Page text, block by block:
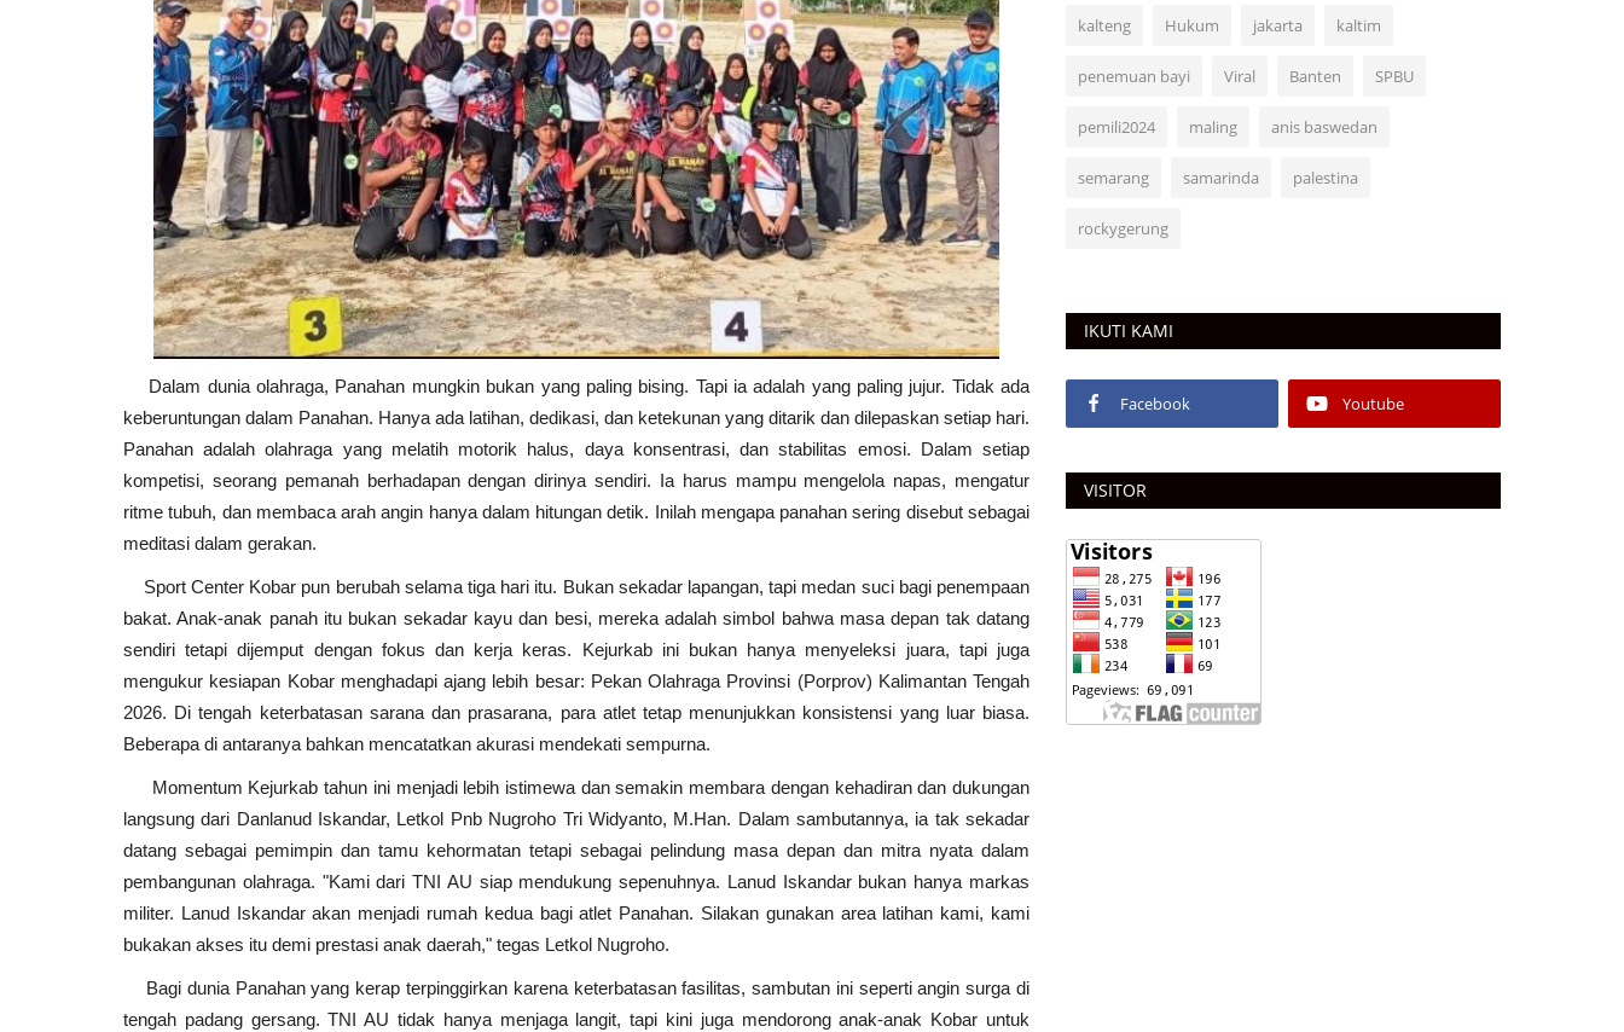
Dalam dunia olahraga, Panahan mungkin bukan yang paling bising. Tapi ia adalah yang paling jujur. Tidak ada
keberuntungan dalam Panahan. Hanya ada latihan, dedikasi, dan ketekunan yang ditarik dan dilepaskan setiap hari.
Panahan adalah olahraga yang melatih motorik halus, daya konsentrasi, dan stabilitas emosi. Dalam setiap
kompetisi, seorang pemanah berhadapan dengan dirinya sendiri. Ia harus mampu mengelola napas, mengatur
ritme tubuh, dan membaca arah angin hanya dalam hitungan detik. Inilah mengapa panahan sering disebut sebagai
meditasi dalam gerakan.
Sport Center Kobar pun berubah selama tiga hari itu. Bukan sekadar lapangan, tapi medan suci bagi penempaan
bakat. Anak-anak panah itu bukan sekadar kayu dan besi, mereka adalah simbol bahwa masa depan tak datang
sendiri tetapi dijemput dengan fokus dan kerja keras. Kejurkab ini bukan hanya menyeleksi juara, tapi juga
mengukur kesiapan Kobar menghadapi ajang lebih besar: Pekan Olahraga Provinsi (Porprov) Kalimantan Tengah
2026. Di tengah keterbatasan sarana dan prasarana, para atlet tetap menunjukkan konsistensi yang luar biasa.
Beberapa di antaranya bahkan mencatatkan akurasi mendekati sempurna.
Momentum Kejurkab tahun ini menjadi lebih istimewa dan semakin membara dengan kehadiran dan dukungan
langsung dari Danlanud Iskandar, Letkol Pnb Nugroho Tri Widyanto, M.Han. Dalam sambutannya, ia tak sekadar
datang sebagai pemimpin dan tamu kehormatan tetapi sebagai pelindung masa depan dan mitra nyata dalam
pembangunan olahraga. "Kami dari TNI AU siap mendukung sepenuhnya. Lanud Iskandar bukan hanya markas
militer. Lanud Iskandar akan menjadi rumah kedua bagi atlet Panahan. Silakan gunakan area latihan kami, kami
bukakan akses itu demi prestasi anak daerah," tegas Letkol Nugroho.
Bagi dunia Panahan yang kerap terpinggirkan karena keterbatasan fasilitas, sambutan ini seperti angin surga di
tengah padang gersang. TNI AU tidak hanya menjaga langit, tapi kini juga mendorong anak-anak Kobar untuk
kalteng Hukum jakarta kaltim
penemuan bayi Viral Banten SPBU
pemili2024 maling anis baswedan
semarang samarinda palestina
rockygerung
IKUTI KAMI
Facebook Youtube
VISITOR